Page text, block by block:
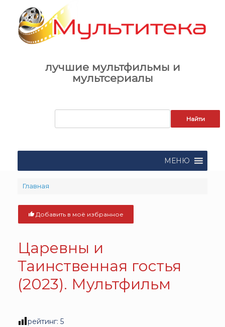
content
лучшие мультфильмы и
мультсериалы
Запрос
МЕНЮ
Главная
Добавить в моё избранное
Царевны и
Таинственная гостья
(2023). Мультфильм
рейтинг: 5